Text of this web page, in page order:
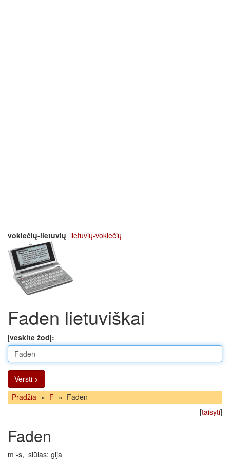
vokiečių-lietuvių lietuvių-vokiečių
Faden lietuviškai
Įveskite žodį:
Versti >
Pradžia » F » Faden
[taisyti]
Faden
m -s,  siūlas; gija